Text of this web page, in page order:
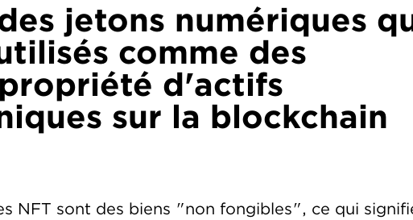
jetons numériques
comme des
d'actifs
sur la blockchain
NFT sont des biens "non fongibles", ce qui